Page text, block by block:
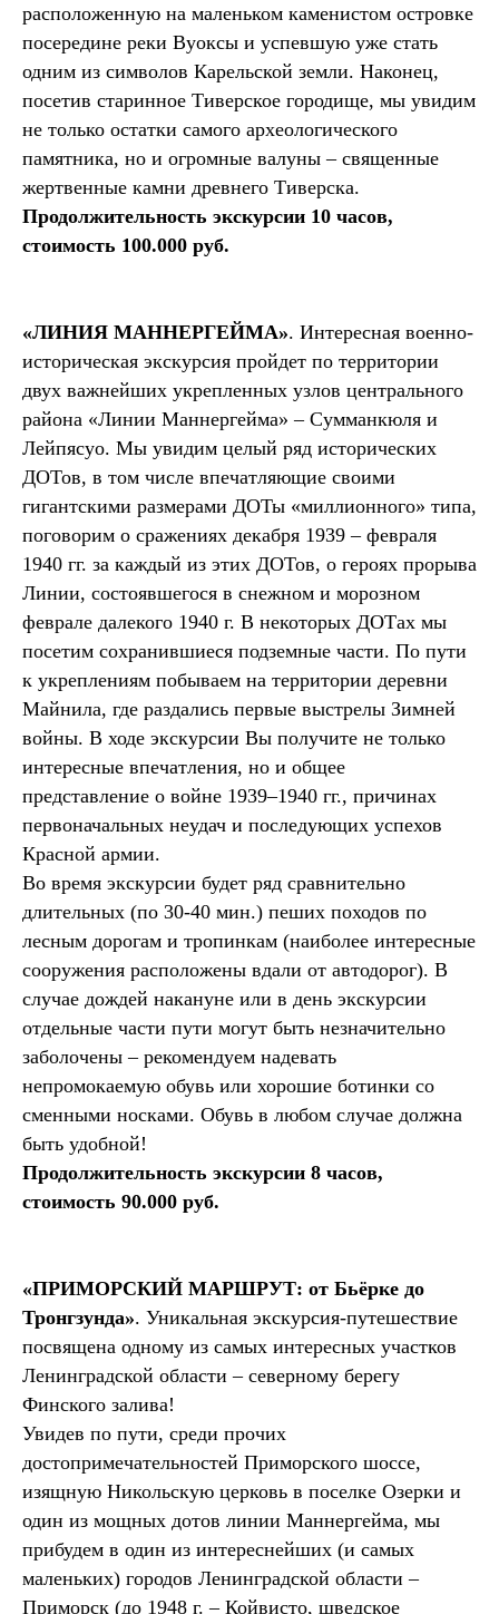
расположенную на маленьком каменистом островке
посередине реки Вуоксы и успевшую уже стать
одним из символов Карельской земли. Наконец,
посетив старинное Тиверское городище, мы увидим
не только остатки самого археологического
памятника, но и огромные валуны – священные
жертвенные камни древнего Тиверска.
Продолжительность экскурсии 10 часов,
стоимость 100.000 руб.
«ЛИНИЯ МАННЕРГЕЙМА». Интересная военно-
историческая экскурсия пройдет по территории
двух важнейших укрепленных узлов центрального
района «Линии Маннергейма» – Сумманкюля и
Лейпясуо. Мы увидим целый ряд исторических
ДОТов, в том числе впечатляющие своими
гигантскими размерами ДОТы «миллионного» типа,
поговорим о сражениях декабря 1939 – февраля
1940 гг. за каждый из этих ДОТов, о героях прорыва
Линии, состоявшегося в снежном и морозном
феврале далекого 1940 г. В некоторых ДОТах мы
посетим сохранившиеся подземные части. По пути
к укреплениям побываем на территории деревни
Майнила, где раздались первые выстрелы Зимней
войны. В ходе экскурсии Вы получите не только
интересные впечатления, но и общее
представление о войне 1939–1940 гг., причинах
первоначальных неудач и последующих успехов
Красной армии.
Во время экскурсии будет ряд сравнительно
длительных (по 30-40 мин.) пеших походов по
лесным дорогам и тропинкам (наиболее интересные
сооружения расположены вдали от автодорог). В
случае дождей накануне или в день экскурсии
отдельные части пути могут быть незначительно
заболочены – рекомендуем надевать
непромокаемую обувь или хорошие ботинки со
сменными носками. Обувь в любом случае должна
быть удобной!
Продолжительность экскурсии 8 часов,
стоимость 90.000 руб.
«ПРИМОРСКИЙ МАРШРУТ: от Бьёрке до
Тронгзунда». Уникальная экскурсия-путешествие
посвящена одному из самых интересных участков
Ленинградской области – северному берегу
Финского залива!
Увидев по пути, среди прочих
достопримечательностей Приморского шоссе,
изящную Никольскую церковь в поселке Озерки и
один из мощных дотов линии Маннергейма, мы
прибудем в один из интереснейших (и самых
маленьких) городов Ленинградской области –
Приморск (до 1948 г. – Койвисто, шведское